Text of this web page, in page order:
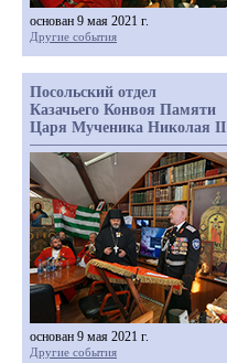
основан 9 мая 2021 г.
Другие события
Посольский отдел
Казачьего Конвоя Памяти
Царя Мученика Николая II
основан 9 мая 2021 г.
Другие события